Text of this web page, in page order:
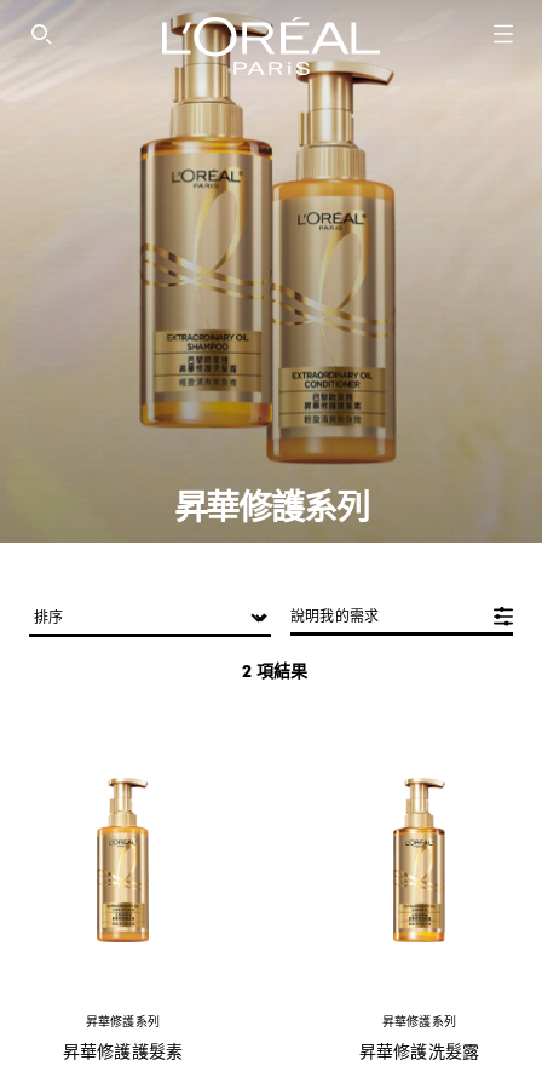
SEARCH THIS SITE
昇華修護系列
2 項結果
說明我的需求
昇華修護系列
昇華修護護髮素
昇華修護系列
昇華修護洗髮露